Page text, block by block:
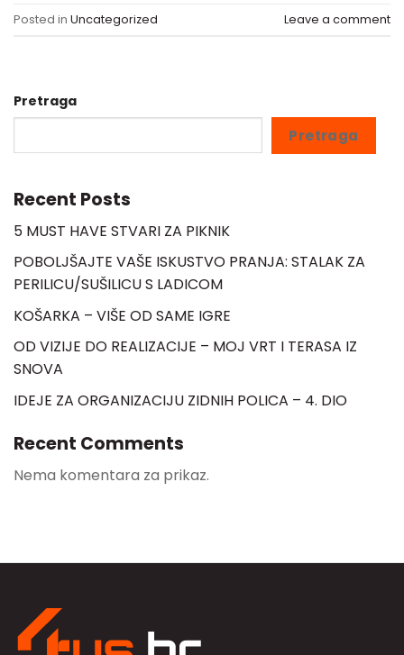
Posted in Uncategorized Leave a comment
Pretraga
Pretraga
Recent Posts
5 MUST HAVE STVARI ZA PIKNIK
POBOLJŠAJTE VAŠE ISKUSTVO PRANJA: STALAK ZA
PERILICU/SUŠILICU S LADICOM
KOŠARKA – VIŠE OD SAME IGRE
OD VIZIJE DO REALIZACIJE – MOJ VRT I TERASA IZ
SNOVA
IDEJE ZA ORGANIZACIJU ZIDNIH POLICA – 4. DIO
Recent Comments
Nema komentara za prikaz.